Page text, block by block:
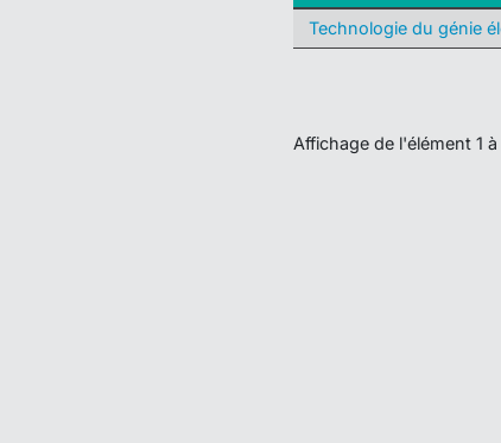
Technologie du génie
Affichage de l'élément 1 à